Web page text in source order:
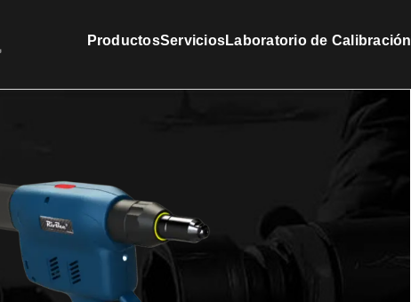
ProductosServiciosLaboratorio de Calibración